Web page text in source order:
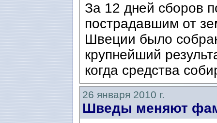
За 12 дней сборов
пострадавшим от
Швеции было
крупнейший
когда средства
26 января 2010 г.
Шведы меняют